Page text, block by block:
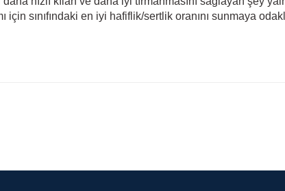
için sınıfındaki en iyi hafiflik/sertlik oranını sunmaya